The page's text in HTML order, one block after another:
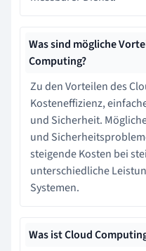
Was sind mögliche
Computing?
Zu den Vorteilen des
Kosteneffizienz,
und Sicherheit.
und
steigende Kosten bei
unterschiedliche
Systemen.
Was ist Cloud